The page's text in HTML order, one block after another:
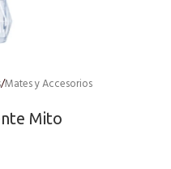
/Mates y Accesorios
Mito